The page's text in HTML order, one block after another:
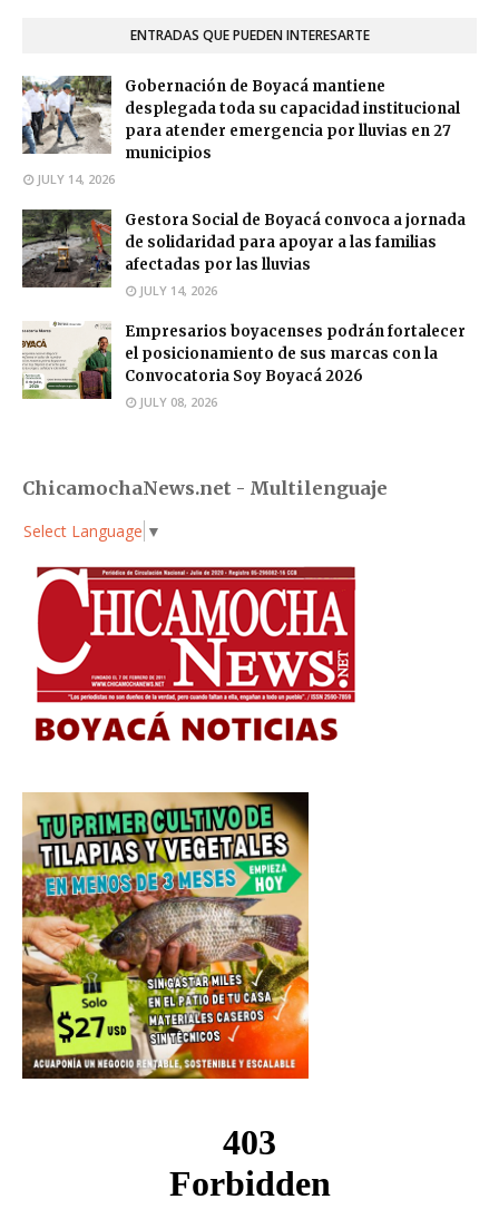
ENTRADAS QUE PUEDEN INTERESARTE
Gobernación de Boyacá mantiene
desplegada toda su capacidad institucional
para atender emergencia por lluvias en 27
municipios
JULY 14, 2026
Gestora Social de Boyacá convoca a jornada
de solidaridad para apoyar a las familias
afectadas por las lluvias
JULY 14, 2026
Empresarios boyacenses podrán fortalecer
el posicionamiento de sus marcas con la
Convocatoria Soy Boyacá 2026
JULY 08, 2026
ChicamochaNews.net - Multilenguaje
Select Language ▼